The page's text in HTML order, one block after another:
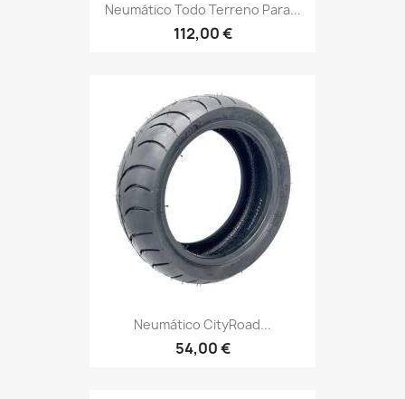
Neumático Todo Terreno Para...
112,00 €
Neumático CityRoad...
54,00 €